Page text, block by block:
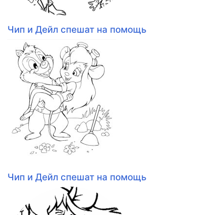
Чип и Дейл спешат на помощь
Чип и Дейл спешат на помощь